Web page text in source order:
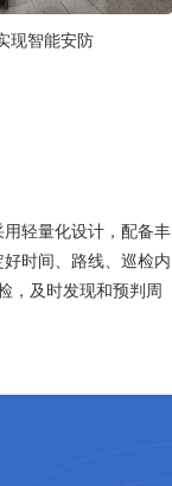
现智能安防
轻量化设计，配备丰
时间、路线、巡检内
，及时发现和预判周